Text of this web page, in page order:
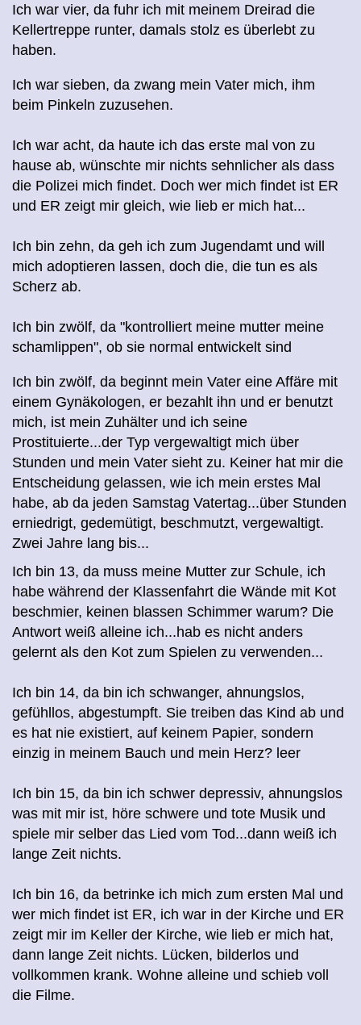
Ich war vier, da fuhr ich mit meinem Dreirad die
Kellertreppe runter, damals stolz es überlebt zu
haben.
Ich war sieben, da zwang mein Vater mich, ihm
beim Pinkeln zuzusehen.
Ich war acht, da haute ich das erste mal von zu
hause ab, wünschte mir nichts sehnlicher als dass
die Polizei mich findet. Doch wer mich findet ist ER
und ER zeigt mir gleich, wie lieb er mich hat...
Ich bin zehn, da geh ich zum Jugendamt und will
mich adoptieren lassen, doch die, die tun es als
Scherz ab.
Ich bin zwölf, da "kontrolliert meine mutter meine
schamlippen", ob sie normal entwickelt sind
Ich bin zwölf, da beginnt mein Vater eine Affäre mit
einem Gynäkologen, er bezahlt ihn und er benutzt
mich, ist mein Zuhälter und ich seine
Prostituierte...der Typ vergewaltigt mich über
Stunden und mein Vater sieht zu. Keiner hat mir die
Entscheidung gelassen, wie ich mein erstes Mal
habe, ab da jeden Samstag Vatertag...über Stunden
erniedrigt, gedemütigt, beschmutzt, vergewaltigt.
Zwei Jahre lang bis...
Ich bin 13, da muss meine Mutter zur Schule, ich
habe während der Klassenfahrt die Wände mit Kot
beschmier, keinen blassen Schimmer warum? Die
Antwort weiß alleine ich...hab es nicht anders
gelernt als den Kot zum Spielen zu verwenden...
Ich bin 14, da bin ich schwanger, ahnungslos,
gefühllos, abgestumpft. Sie treiben das Kind ab und
es hat nie existiert, auf keinem Papier, sondern
einzig in meinem Bauch und mein Herz? leer
Ich bin 15, da bin ich schwer depressiv, ahnungslos
was mit mir ist, höre schwere und tote Musik und
spiele mir selber das Lied vom Tod...dann weiß ich
lange Zeit nichts.
Ich bin 16, da betrinke ich mich zum ersten Mal und
wer mich findet ist ER, ich war in der Kirche und ER
zeigt mir im Keller der Kirche, wie lieb er mich hat,
dann lange Zeit nichts. Lücken, bilderlos und
vollkommen krank. Wohne alleine und schieb voll
die Filme.